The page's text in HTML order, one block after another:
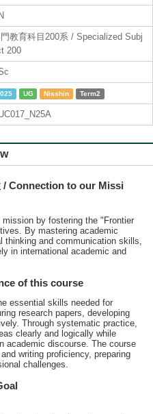
教育科目200系 / Specialized Subj
200
UG Nisshin Term2
/ Connection to our Missi
by fostering the "Frontier
By mastering academic
thinking and communication skills,
in international academic and
of this course
essential skills needed for
research papers, developing
Through systematic practice,
clearly and logically while
academic discourse. The course
writing proficiency, preparing
challenges.